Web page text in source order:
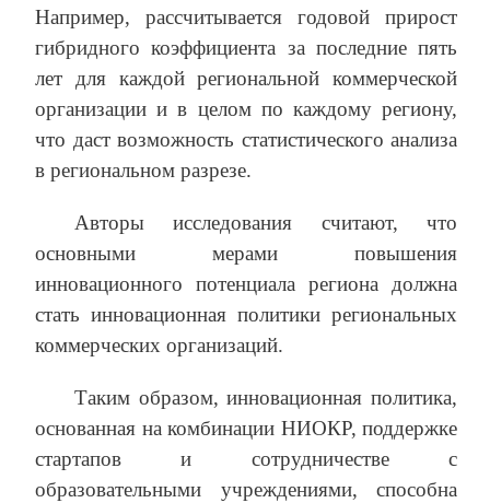
Например, рассчитывается годовой прирост
гибридного коэффициента за последние пять
лет для каждой региональной коммерческой
организации и в целом по каждому региону,
что даст возможность статистического анализа
в региональном разрезе.
Авторы исследования считают, что
основными мерами повышения
инновационного потенциала региона должна
стать инновационная политики региональных
коммерческих организаций.
Таким образом, инновационная политика,
основанная на комбинации НИОКР, поддержке
стартапов и сотрудничестве с
образовательными учреждениями, способна